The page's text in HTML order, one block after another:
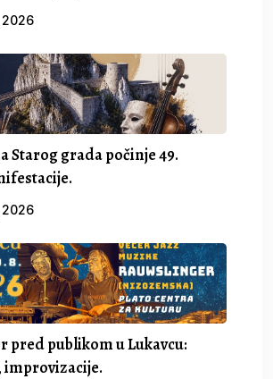
Starog grada počinje 49.
pred publikom u Lukavcu:
improvizacije.